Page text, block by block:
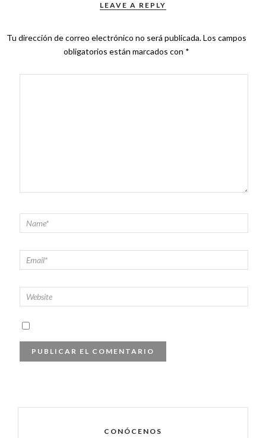
LEAVE A REPLY
Tu dirección de correo electrónico no será publicada.Los campos
obligatorios están marcados con *
CONÓCENOS